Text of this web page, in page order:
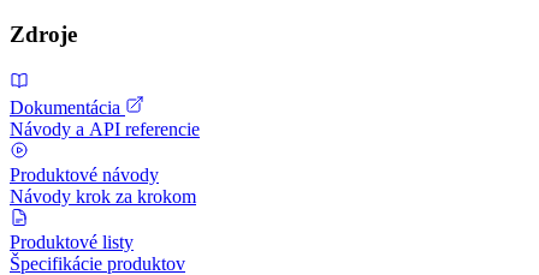
Zdroje
Dokumentácia
Návody a API referencie
Produktové návody
Návody krok za krokom
Produktové listy
Špecifikácie produktov